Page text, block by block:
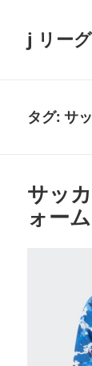
j リー
タグ:サ
サッ
ォーム